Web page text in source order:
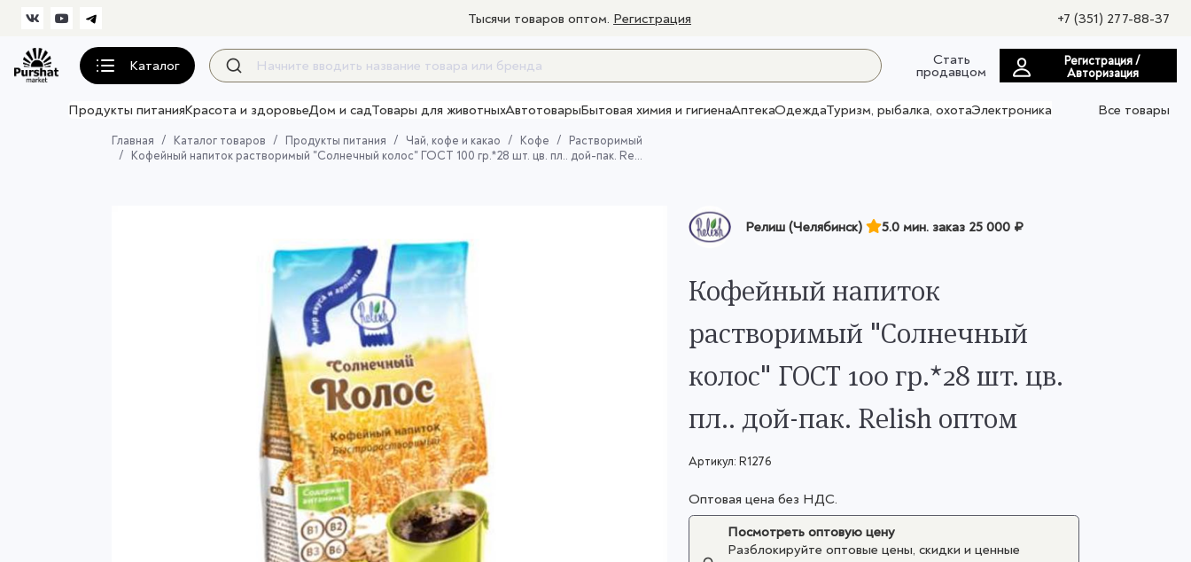
Тысячи товаров оптом. Регистрация +7 (351) 277-88-37
Каталог Стать
продавцом
Регистрация /
Авторизация
Продукты питанияКрасота и здоровьеДом и садТовары для животныхАвтотоварыБытовая химия и гигиенаАптекаОдеждаТуризм, рыбалка, охотаЭлектроника
Все товары
Главная Каталог товаров Продукты питания Чай, кофе и какао Кофе
Растворимый
Кофейный напиток растворимый "Солнечный колос" ГОСТ 100 гр.*28 шт. цв. пл.. дой-пак. Relish
Релиш (Челябинск) 5.0 мин. заказ25 000 ₽
Кофейный напиток
растворимый "Солнечный
колос" ГОСТ 100 гр.*28 шт. цв.
пл.. дой-пак. Relish оптом
Артикул: R1276
Оптовая цена без НДС.
Посмотреть оптовую цену
Разблокируйте оптовые цены, скидки и ценные